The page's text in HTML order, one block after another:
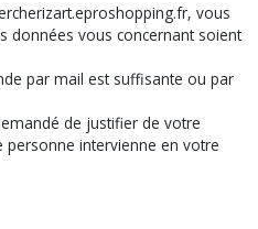
vous
données vous concernant soient
par mail est suffisante ou par
de justifier de votre
personne intervienne en votre